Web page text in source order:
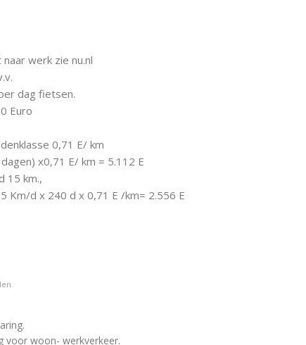
werk zie nu.nl
dag fietsen.
Euro
0,71 E/ km
x0,71 E/ km = 5.112 E
15 km.,
Km/d x 240 d x 0,71 E /km= 2.556 E
voor woon- werkverkeer.